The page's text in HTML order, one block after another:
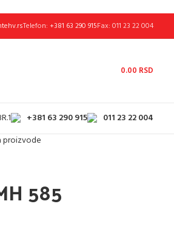
Telefon: +381 63 290 915Fax: 011 23 22 004
0.00 RSD
+381 63 290 915 011 23 22 004
proizvode
585